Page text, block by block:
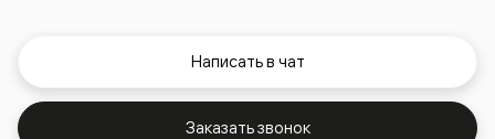
Написать в чат
Заказать звонок